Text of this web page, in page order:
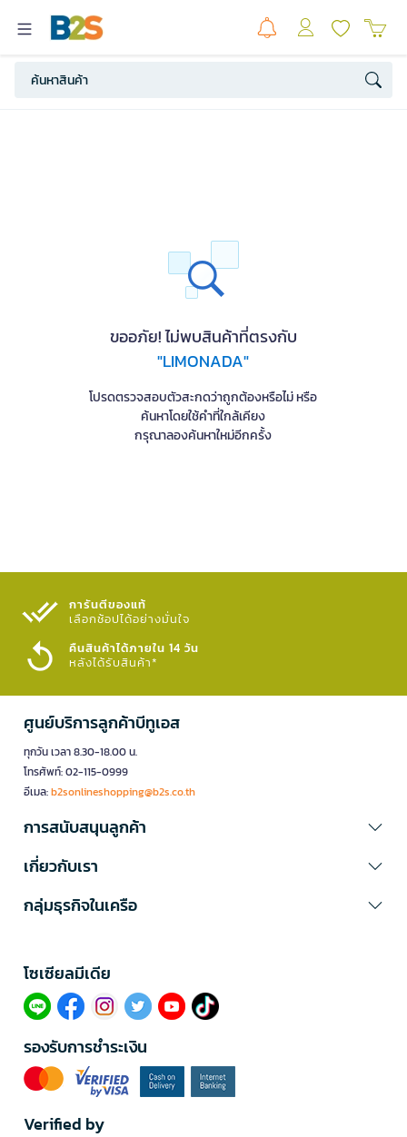
ขออภัย! ไม่พบสินค้าที่ตรงกับ
"LIMONADA"
โปรดตรวจสอบตัวสะกดว่าถูกต้องหรือไม่ หรือ
ค้นหาโดยใช้คำที่ใกล้เคียง
กรุณาลองค้นหาใหม่อีกครั้ง
การันตีของแท้
เลือกช้อปได้อย่างมั่นใจ​
คืนสินค้าได้ภายใน 14 วัน
หลังได้รับสินค้า*
ศูนย์บริการลูกค้าบีทูเอส
ทุกวัน เวลา 8.30-18.00 น.
โทรศัพท์: 02-115-0999
อีเมล:b2sonlineshopping@b2s.co.th
การสนับสนุนลูกค้า
เกี่ยวกับเรา
กลุ่มธุรกิจในเครือ
โซเซียลมีเดีย​
รองรับการชำระเงิน
Verified by